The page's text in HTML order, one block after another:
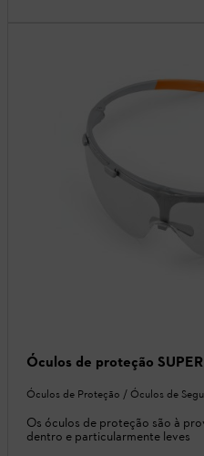
Óculos de proteção
Óculos de Proteção / Óculos de
Os óculos de proteção são à
dentro e particularmente leves